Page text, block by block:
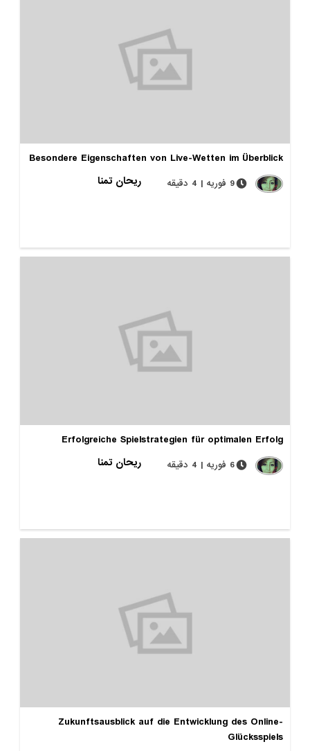
Besondere Eigenschaften von Live-Wetten im Überblick
ریحان تمنا
9 فوریه | 4 دقیقه
Erfolgreiche Spielstrategien für optimalen Erfolg
ریحان تمنا
6 فوریه | 4 دقیقه
Zukunftsausblick auf die Entwicklung des Online-
Glücksspiels